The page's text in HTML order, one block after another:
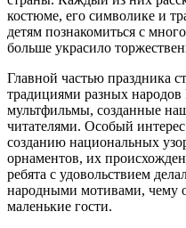
костюме, его символике и
детям познакомиться с
больше украсило
Главной частью праздника
традициями разных народов
мультфильмы, созданные
читателями. Особый
созданию национальных
орнаментов, их
ребята с удовольствием
народными мотивами, чему
маленькие гости.